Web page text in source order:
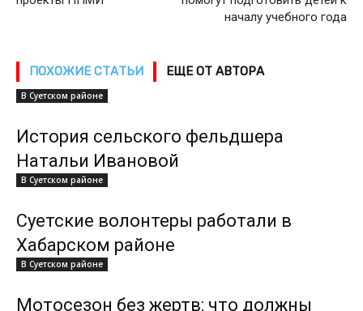
началу учебного года
ПОХОЖИЕ СТАТЬИ ЕЩЕ ОТ АВТОРА
В Суетском районе
История сельского фельдшера
Натальи Ивановой
В Суетском районе
Суетские волонтеры работали в
Хабарском районе
В Суетском районе
Мотосезон без жертв: что должны